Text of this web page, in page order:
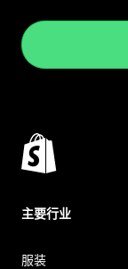
主要行业
服装